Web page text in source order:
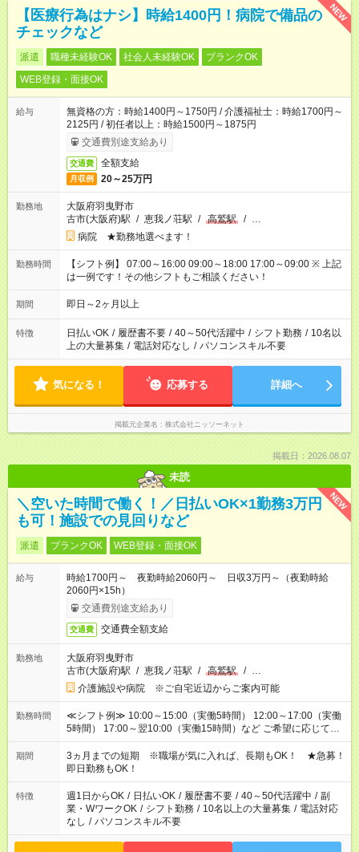
NEW
【医療行為はナシ】時給1400円！病院で備品の
チェックなど
派遣 職種未経験OK 社会人未経験OK
ブランクOK
WEB登録・面接OK
給与
無資格の方：時給1400円～1750円 / 介護福祉士：時給1700円～
2125円 / 初任者以上：時給1500円～1875円
交通費別途支給あり
交通費 全額支給
月収例 20～25万円
勤務地
大阪府羽曳野市
古市(大阪府)駅 / 恵我ノ荘駅 / 高鷲駅 / …
病院 ★勤務地選べます！
勤務時間
【シフト例】 07:00～16:00 09:00～18:00 17:00～09:00 ※ 上記
は一例です！その他シフトもご相談ください！
期間 即日～2ヶ月以上
特徴 日払いOK / 履歴書不要 / 40～50代活躍中 / シフト勤務 / 10名以
上の大量募集 / 電話対応なし / パソコンスキル不要
気になる！ 応募する 詳細へ
掲載元企業名 株式会社ニッソーネット
掲載日：2026.08.07
未読
NEW
＼空いた時間で働く！／日払いOK×1勤務3万円
も可！施設での見回りなど
派遣 ブランクOK WEB登録・面接OK
給与
時給1700円～ 夜勤時給2060円～ 日収3万円～（夜勤時給
2060円×15h）
交通費別途支給あり
交通費 交通費全額支給
勤務地
大阪府羽曳野市
古市(大阪府)駅 / 恵我ノ荘駅 / 高鷲駅 / …
介護施設や病院 ※ご自宅近辺からご案内可能
勤務時間
≪シフト例≫ 10:00～15:00（実働5時間） 12:00～17:00（実働
5時間） 17:00～翌10:00（実働15時間）など ご希望に応じて、
働く時間は調整できます！ お気軽に担当へ相談ください！
期間
3ヵ月までの短期 ※職場が気に入れば、長期もOK！ ★急募！
即日勤務もOK！
特徴 週1日からOK / 日払いOK / 履歴書不要 / 40～50代活躍中 / 副
業・WワークOK / シフト勤務 / 10名以上の大量募集 / 電話対応
なし / パソコンスキル不要